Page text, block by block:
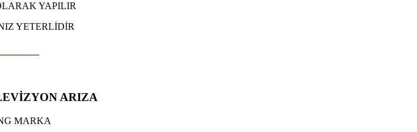
YAPILIR
YETERLİDİR
ARIZA
MARKA